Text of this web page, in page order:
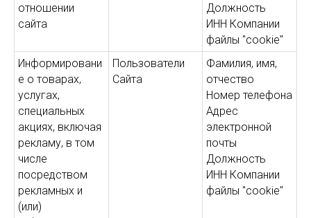
отношении
сайта
Должность
ИНН Компании
файлы "cookie"
Информировани
е о товарах,
услугах,
специальных
акциях, включая
рекламу, в том
числе
посредством
рекламных и
(или)
Пользователи
Сайта
Фамилия, имя,
отчество
Номер телефона
Адрес
электронной
почты
Должность
ИНН Компании
файлы "cookie"